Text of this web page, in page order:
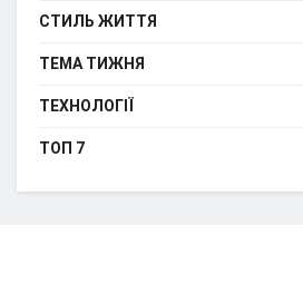
СТИЛЬ ЖИТТЯ
ТЕМА ТИЖНЯ
ТЕХНОЛОГІЇ
ТОП 7